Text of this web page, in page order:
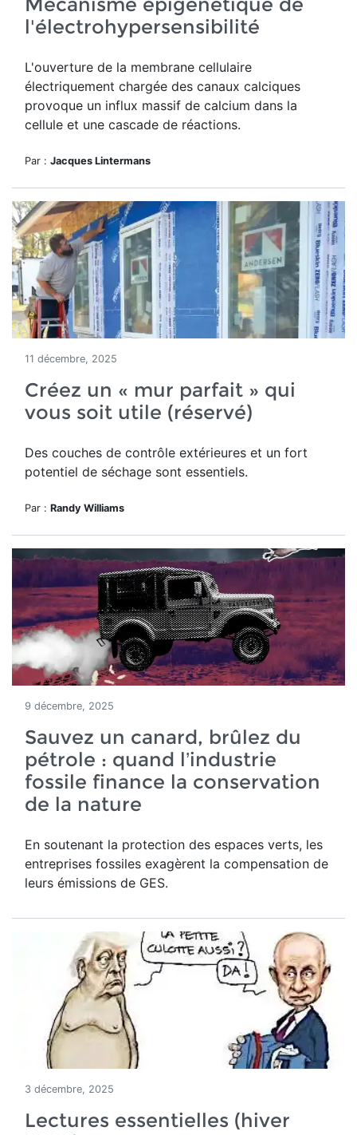
l'électrohypersensibilité
L'ouverture de la membrane cellulaire
électriquement chargée des canaux calciques
provoque un influx massif de calcium dans la
cellule et une cascade de réactions.
Par : Jacques Lintermans
11 décembre, 2025
Créez un « mur parfait » qui
vous soit utile (réservé)
Des couches de contrôle extérieures et un fort
potentiel de séchage sont essentiels.
Par : Randy Williams
9 décembre, 2025
Sauvez un canard, brûlez du
pétrole : quand l’industrie
fossile finance la conservation
de la nature
En soutenant la protection des espaces verts, les
entreprises fossiles exagèrent la compensation de
leurs émissions de GES.
3 décembre, 2025
Lectures essentielles (hiver